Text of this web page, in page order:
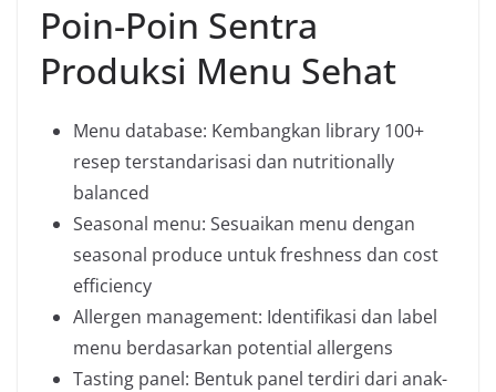
Poin-Poin Sentra
Produksi Menu Sehat
Menu database: Kembangkan library 100+
resep terstandarisasi dan nutritionally
balanced
Seasonal menu: Sesuaikan menu dengan
seasonal produce untuk freshness dan cost
efficiency
Allergen management: Identifikasi dan label
menu berdasarkan potential allergens
Tasting panel: Bentuk panel terdiri dari anak-